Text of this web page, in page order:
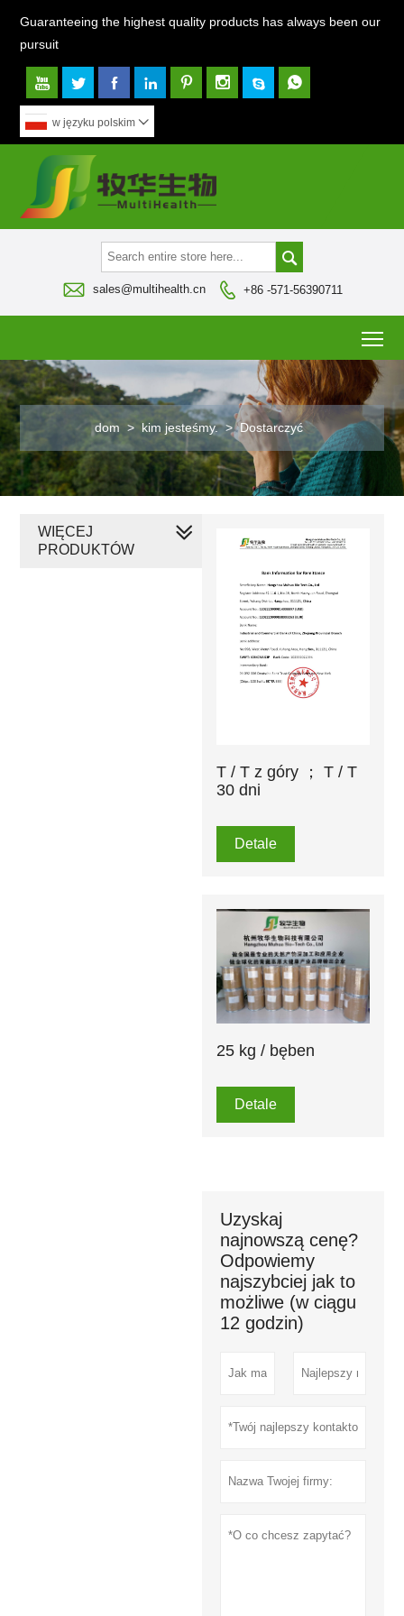
Guaranteeing the highest quality products has always been our
pursuit
       
w języku polskim 

 sales@multihealth.cn  +86 -571-56390711
dom > kim jesteśmy. > Dostarczyć
T / T z góry ； T / T
30 dni
Detale
25 kg / bęben
Detale
Uzyskaj
najnowszą cenę?
Odpowiemy
najszybciej jak to
możliwe (w ciągu
12 godzin)
WIĘCEJ
PRODUKTÓW